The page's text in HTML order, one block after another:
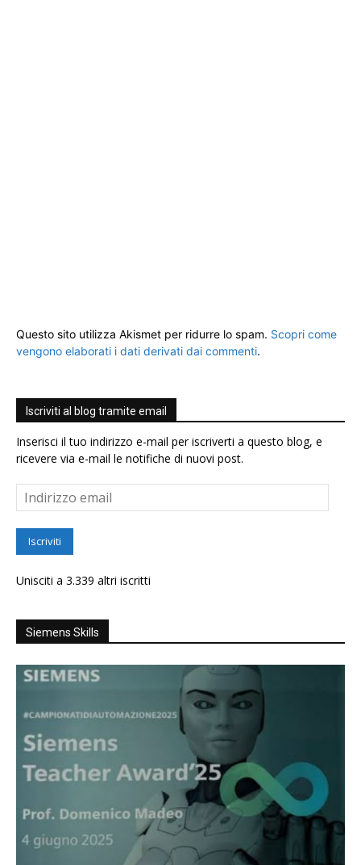
Questo sito utilizza Akismet per ridurre lo spam. Scopri come
vengono elaborati i dati derivati dai commenti.
Iscriviti al blog tramite email
Inserisci il tuo indirizzo e-mail per iscriverti a questo blog, e
ricevere via e-mail le notifiche di nuovi post.
Indirizzo
email
Iscriviti
Unisciti a 3.339 altri iscritti
Siemens Skills